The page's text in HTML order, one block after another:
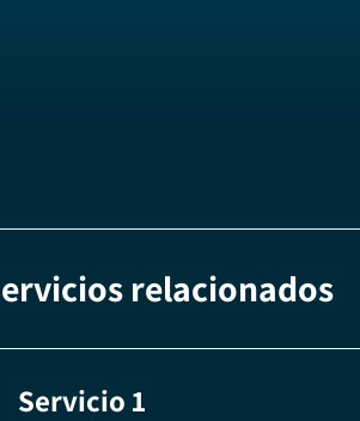
relacionados
Servicio 1